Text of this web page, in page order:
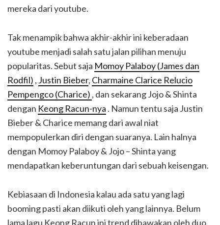
mereka dari youtube.
Tak menampik bahwa akhir-akhir ini keberadaan
youtube menjadi salah satu jalan pilihan menuju
popularitas. Sebut saja Momoy Palaboy (James dan
Rodfil) , Justin Bieber, Charmaine Clarice Relucio
Pempengco (Charice) , dan sekarang Jojo & Shinta
dengan Keong Racun-nya . Namun tentu saja Justin
Bieber & Charice memang dari awal niat
mempopulerkan diri dengan suaranya. Lain halnya
dengan Momoy Palaboy & Jojo – Shinta yang
mendapatkan keberuntungan dari sebuah keisengan.
Kebiasaan di Indonesia kalau ada satu yang lagi
booming pasti akan diikuti oleh yang lainnya. Belum
lama lagu Keong Racun ini trend dibawakan oleh duo